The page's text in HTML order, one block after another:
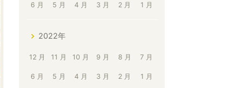
6 月 5 月 4 月 3 月 2 月 1 月
2022年
12 月 11 月 10 月 9 月 8 月 7 月
6 月 5 月 4 月 3 月 2 月 1 月